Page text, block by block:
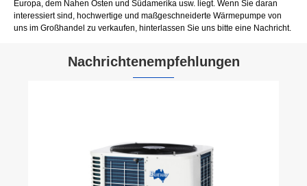
Europa, dem Nahen Osten und Südamerika usw. liegt. Wenn Sie daran
interessiert sind, hochwertige und maßgeschneiderte Wärmepumpe von
uns im Großhandel zu verkaufen, hinterlassen Sie uns bitte eine Nachricht.
Nachrichtenempfehlungen